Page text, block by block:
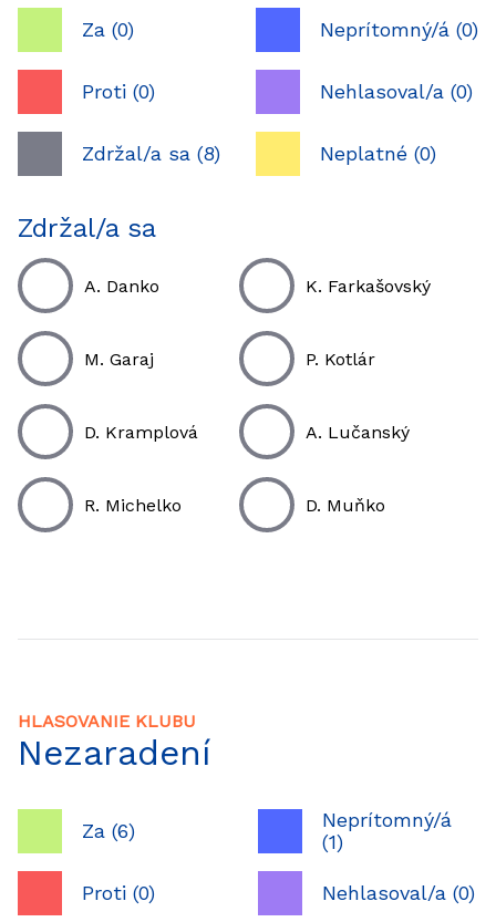
Za (0)
Proti (0)
Zdržal/a sa (8)
Neprítomný/á (0)
Nehlasoval/a (0)
Neplatné (0)
Zdržal/a sa
A. Danko K. Farkašovský
M. Garaj P. Kotlár
D. Kramplová A. Lučanský
R. Michelko D. Muňko
HLASOVANIE KLUBU
Nezaradení
Za (6)
Proti (0)
Neprítomný/á
(1)
Nehlasoval/a (0)